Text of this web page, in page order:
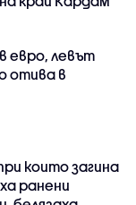
евро, левът
отива в
които загина
ранени